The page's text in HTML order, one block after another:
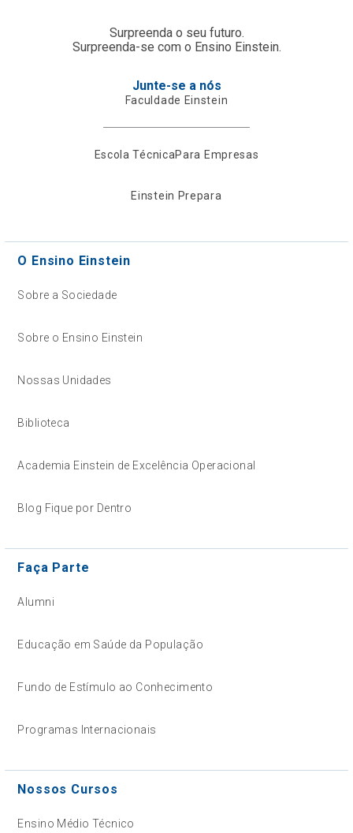
Surpreenda o seu futuro.
Surpreenda-se com o Ensino Einstein.
Junte-se a nós
Faculdade Einstein
Escola TécnicaPara Empresas
Einstein Prepara
O Ensino Einstein
Sobre a Sociedade
Sobre o Ensino Einstein
Nossas Unidades
Biblioteca
Academia Einstein de Excelência Operacional
Blog Fique por Dentro
Faça Parte
Alumni
Educação em Saúde da População
Fundo de Estímulo ao Conhecimento
Programas Internacionais
Nossos Cursos
Ensino Médio Técnico